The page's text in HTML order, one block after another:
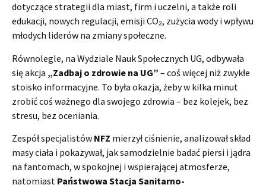
dotyczące strategii dla miast, firm i uczelni, a także roli
edukacji, nowych regulacji, emisji CO₂, zużycia wody i wpływu
młodych liderów na zmiany społeczne.
Równolegle, na Wydziale Nauk Społecznych UG, odbywała
się akcja „Zadbaj o zdrowie na UG” – coś więcej niż zwykłe
stoisko informacyjne. To była okazja, żeby w kilka minut
zrobić coś ważnego dla swojego zdrowia – bez kolejek, bez
stresu, bez oceniania.
Zespół specjalistów NFZ mierzył ciśnienie, analizował skład
masy ciała i pokazywał, jak samodzielnie badać piersi i jądra
na fantomach, w spokojnej i wspierającej atmosferze,
natomiast Państwowa Stacja Sanitarno-